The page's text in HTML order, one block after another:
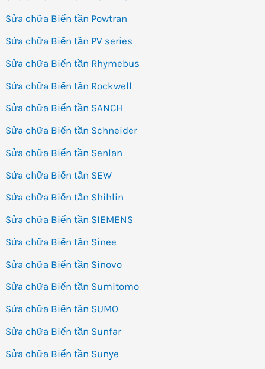
Sửa chữa Biến tần Powtran
Sửa chữa Biến tần PV series
Sửa chữa Biến tần Rhymebus
Sửa chữa Biến tần Rockwell
Sửa chữa Biến tần SANCH
Sửa chữa Biến tần Schneider
Sửa chữa Biến tần Senlan
Sửa chữa Biến tần SEW
Sửa chữa Biến tần Shihlin
Sửa chữa Biến tần SIEMENS
Sửa chữa Biến tần Sinee
Sửa chữa Biến tần Sinovo
Sửa chữa Biến tần Sumitomo
Sửa chữa Biến tần SUMO
Sửa chữa Biến tần Sunfar
Sửa chữa Biến tần Sunye